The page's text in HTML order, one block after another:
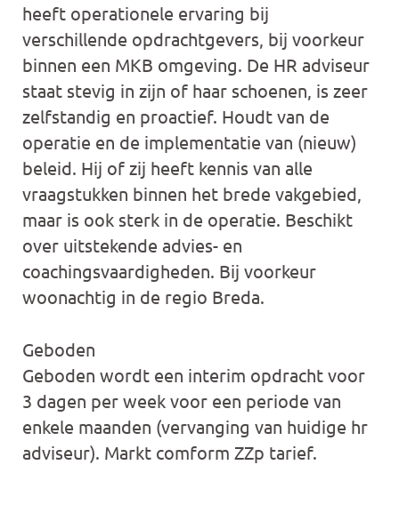
heeft operationele ervaring bij
verschillende opdrachtgevers, bij voorkeur
binnen een MKB omgeving. De HR adviseur
staat stevig in zijn of haar schoenen, is zeer
zelfstandig en proactief. Houdt van de
operatie en de implementatie van (nieuw)
beleid. Hij of zij heeft kennis van alle
vraagstukken binnen het brede vakgebied,
maar is ook sterk in de operatie. Beschikt
over uitstekende advies- en
coachingsvaardigheden. Bij voorkeur
woonachtig in de regio Breda.
Geboden
Geboden wordt een interim opdracht voor
3 dagen per week voor een periode van
enkele maanden (vervanging van huidige hr
adviseur). Markt comform ZZp tarief.